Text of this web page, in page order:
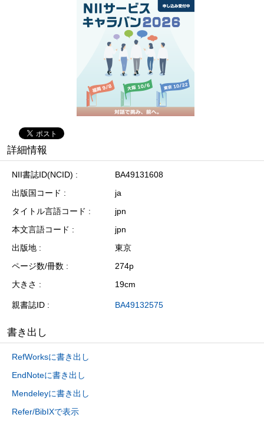
詳細情報
NII書誌ID(NCID)
BA49131608
出版国コード
ja
タイトル言語コード
jpn
本文言語コード
jpn
出版地
東京
ページ数/冊数
274p
大きさ
19cm
親書誌ID BA49132575
書き出し
RefWorksに書き出し
EndNoteに書き出し
Mendeleyに書き出し
Refer/BibIXで表示